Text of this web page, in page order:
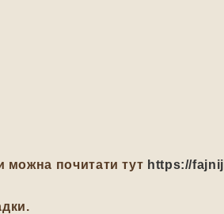
можна почитати тут https://